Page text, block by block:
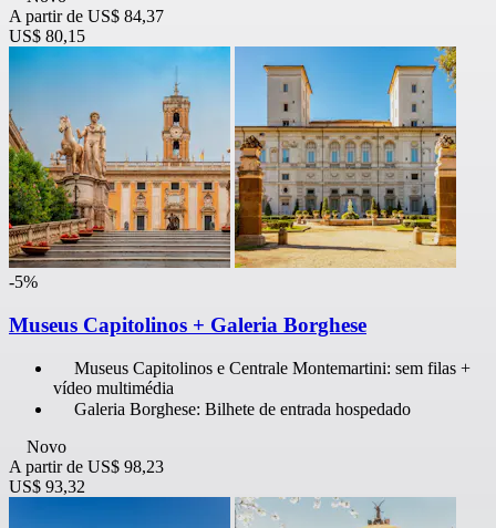
A partir de US$ 84,37
US$ 80,15
-5%
Museus Capitolinos + Galeria Borghese
Museus Capitolinos e Centrale Montemartini: sem filas +
vídeo multimédia
Galeria Borghese: Bilhete de entrada hospedado
Novo
A partir de US$ 98,23
US$ 93,32